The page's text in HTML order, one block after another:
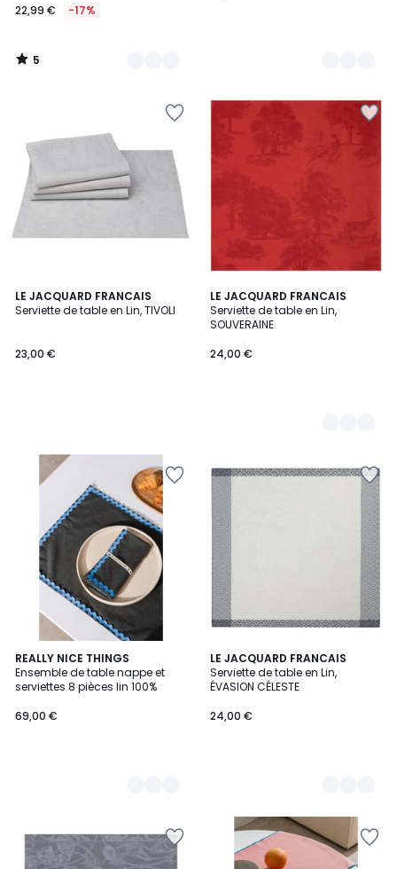
22,99 € -17%
5
/
LE JACQUARD FRANCAIS
Serviette de table en Lin, TIVOLI
23,00 €
LE JACQUARD FRANCAIS
Serviette de table en Lin,
SOUVERAINE
24,00 €
3
Couleurs
REALLY NICE THINGS
Ensemble de table nappe et
serviettes 8 pièces lin 100%
69,00 €
3
Couleurs
LE JACQUARD FRANCAIS
Serviette de table en Lin,
ÉVASION CÉLESTE
24,00 €
2
Couleurs